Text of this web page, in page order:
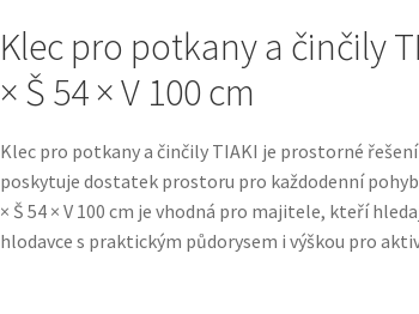
Klec pro potkany a činčily
× Š 54 × V 100 cm
Klec pro potkany a činčily TIAKI je prostorné
poskytuje dostatek prostoru pro každodenní
× Š 54 × V 100 cm je vhodná pro majitele, kteří
hlodavce s praktickým půdorysem i výškou pro